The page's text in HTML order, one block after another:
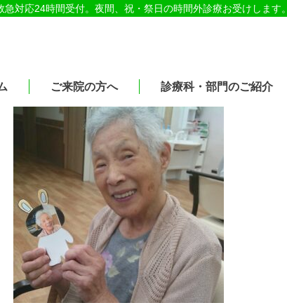
急対応24時間受付。夜間、祝・祭日の時間外診療お受けします。
ご来院の方へ 診療科・部門のご紹介